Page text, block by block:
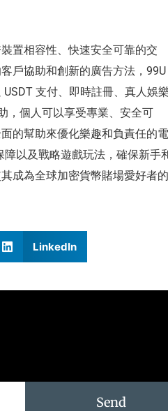
置相容性、快速安全可靠的交
戶協助和創新的廣告方法，99U
支付、即時註冊、真人娛樂
，個人可以享受專業、安全可
的幫助來優化樂趣和負責任的電
以及戰略遊戲玩法，確保新手
成為全球加密貨幣賭場愛好者的
LinkedIn
Send